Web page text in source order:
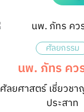
ศัลยกรรม
นพ. ภัทร คว
ศัลยศาสตร์ เชี่ยวช
ประสาท